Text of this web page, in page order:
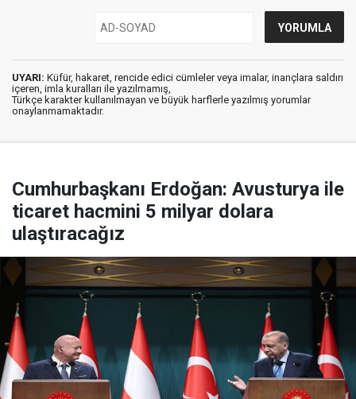
UYARI: Küfür, hakaret, rencide edici cümleler veya imalar, inançlara saldırı
içeren, imla kuralları ile yazılmamış,
Türkçe karakter kullanılmayan ve büyük harflerle yazılmış yorumlar
onaylanmamaktadır.
Cumhurbaşkanı Erdoğan: Avusturya ile
ticaret hacmini 5 milyar dolara
ulaştıracağız